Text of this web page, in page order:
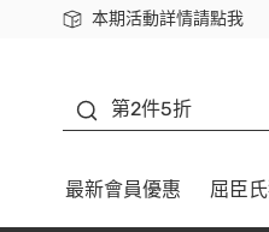
本期活動詳情請點我
下載app最高回饋$350
第2件5折
最新會員優惠 屈臣